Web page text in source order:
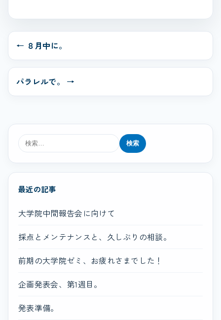
← ８月中に。
パラレルで。 →
検
索:
最近の記事
大学院中間報告会に向けて
採点とメンテナンスと、久しぶりの相談。
前期の大学院ゼミ、お疲れさまでした！
企画発表会、第1週目。
発表準備。